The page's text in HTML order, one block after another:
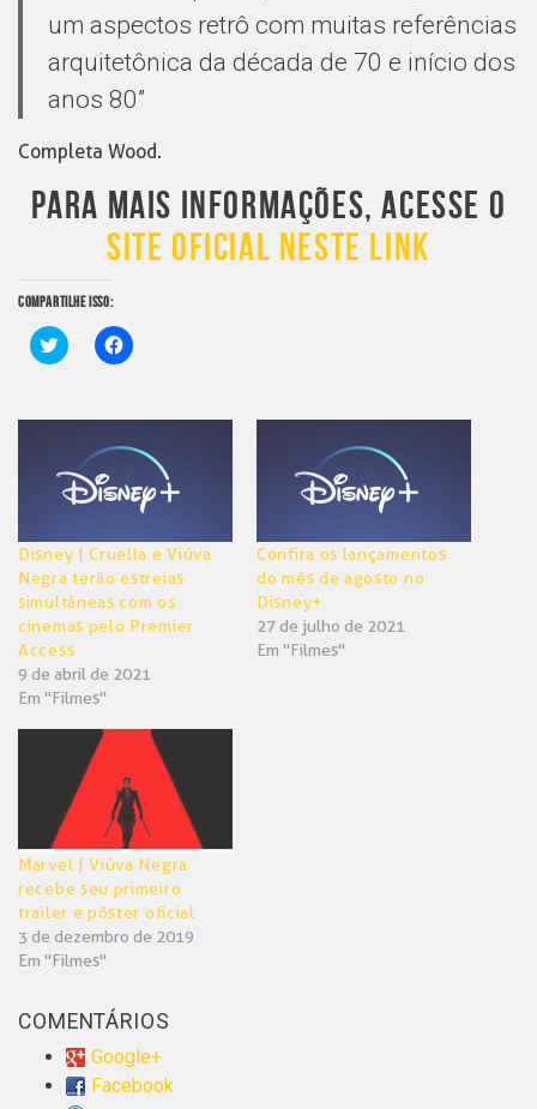
um aspectos retrô com muitas referências
arquitetônica da década de 70 e início dos
anos 80”
Completa Wood.
PARA MAIS INFORMAÇÕES, ACESSE O
SITE OFICIAL NESTE LINK
COMPARTILHE ISSO:
Clique
para
em
janela)
Clique
para
em
janela)
Disney | Cruella e Viúva
Negra terão estreias
simultâneas com os
cinemas pelo Premier
Access
9 de abril de 2021
Em "Filmes"
Confira os lançamentos
do mês de agosto no
Disney+
27 de julho de 2021
Em "Filmes"
Marvel | Viúva Negra
recebe seu primeiro
trailer e pôster oficial
3 de dezembro de 2019
Em "Filmes"
COMENTÁRIOS
Google+
Facebook